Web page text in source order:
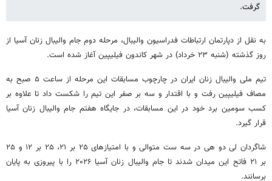
گرفت.
به نقل از دپارتمان ارتباطات فدراسیون والیبال، مرحله دوم جام والیبال زنان آسیا از
روز گذشته (شنبه ۲۳ خرداد) در شهر کاندون فیلیپین آغاز شده است.
تیم ملی والیبال زنان ایران در چارچوب مسابقات این مرحله از ساعت ۵ صبح به
مصاف فیلیپین رفت و با اقتدار و سه بر صفر این تیم را شکست داد تا علاوه بر
کسب سومین برد خود در این مسابقات، در جایگاه هفتم جام والیبال زنان آسیا
قرار گیرد.
شاگردان لی دو هی در سه ست متوالی و با امتیازهای ۲۵ بر ۲۱، ۲۵ بر ۱۲ و ۲۵
بر ۲۱ فاتح این میدان شدند تا جام والیبال زنان آسیا ۲۰۲۶ را با پیروزی به پایان
برسانند.